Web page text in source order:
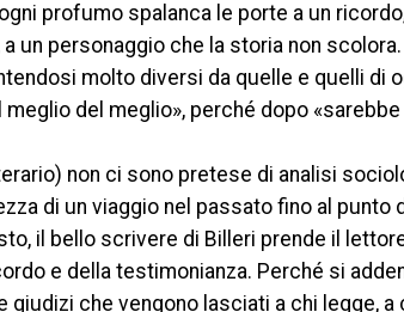
profumo spalanca le porte a un
a un personaggio che la storia non
molto diversi da quelle e quelli di
del meglio», perché dopo
non ci sono pretese di analisi
di un viaggio nel passato fino al punto
il bello scrivere di Billeri prende il
e della testimonianza. Perché si
che vengono lasciati a chi legge, a